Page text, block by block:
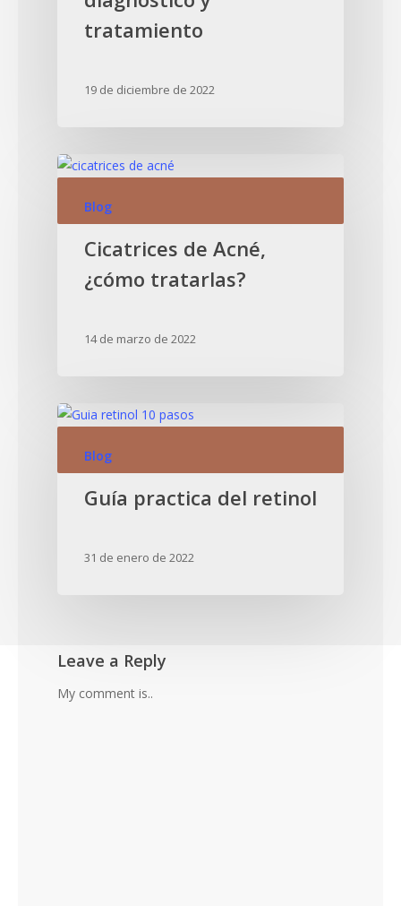
tratamiento
19 de diciembre de 2022
Blog
Cicatrices de Acné,
¿cómo tratarlas?
14 de marzo de 2022
Blog
Guía practica del retinol
31 de enero de 2022
Leave a Reply
My comment is..